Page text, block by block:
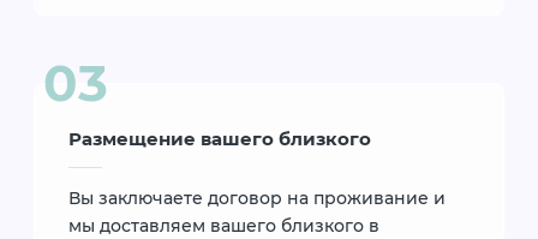
Размещение вашего близкого
Вы заключаете договор на проживание и
мы доставляем вашего близкого в